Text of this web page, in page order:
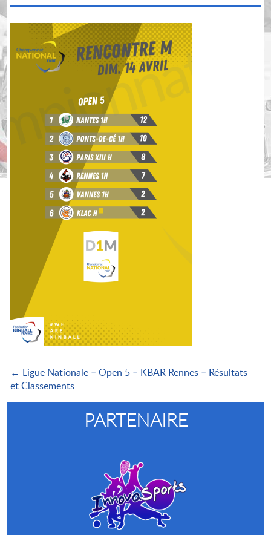
← Ligue Nationale – Open 5 – KBAR Rennes – Résultats
et Classements
PARTENAIRE